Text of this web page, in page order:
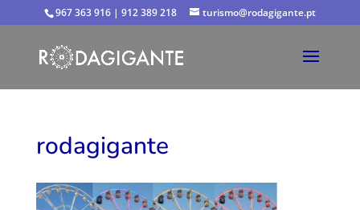
967 363 916 | 912 389 218 turismo@rodagigante.pt
rodagigante